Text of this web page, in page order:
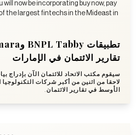
will now be incorporating buy now, pay
the largest fintechs in the Mideast in
تقارير الائتمان في الإمارات
سيقوم مكتب الاتحاد للائتمان الآن بإدراج
لاحقا من اثنين من أكبر شركات
الأوسط في تقارير الائتمان.